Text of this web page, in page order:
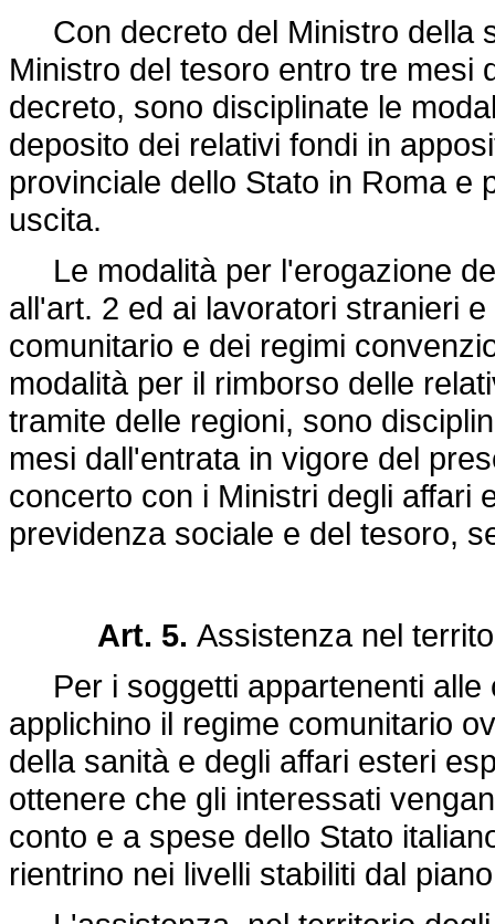
Con decreto del Ministro della
Ministro del tesoro entro tre mesi
decreto, sono disciplinate le
deposito dei relativi fondi in
provinciale dello Stato in Roma e
uscita.
Le modalità per l'erogazione
all'art. 2 ed ai lavoratori stranieri
comunitario e dei regimi
modalità per il rimborso delle
tramite delle regioni, sono
mesi dall'entrata in vigore del
concerto con i Ministri degli affari
previdenza sociale e del tesoro,
Art. 5. Assistenza nel
Per i soggetti appartenenti alle
applichino il regime comunitario
della sanità e degli affari esteri
ottenere che gli interessati
conto e a spese dello Stato
rientrino nei livelli stabiliti dal